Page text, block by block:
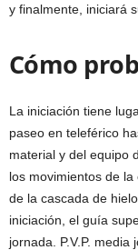
y finalmente, iniciará
Cómo
La iniciación tiene
paseo en teleférico
material y del equipo
los movimientos de
de la cascada de
iniciación, el guía
jornada. P.V.P.